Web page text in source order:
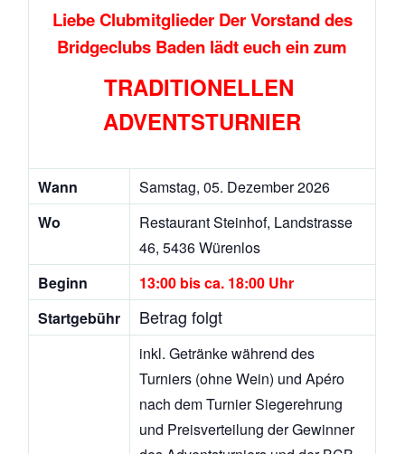
Liebe Clubmitglieder Der Vorstand des
Bridgeclubs Baden lädt euch ein zum
TRADITIONELLEN
ADVENTSTURNIER
Wann
Samstag, 05. Dezember 2026
Wo
Restaurant Steinhof, Landstrasse
46, 5436 Würenlos
Beginn
13:00 bis ca. 18:00 Uhr
Startgebühr
Betrag folgt
inkl. Getränke während des
Turniers (ohne Wein) und Apéro
nach dem TurnierSiegerehrung
und Preisverteilung der Gewinner